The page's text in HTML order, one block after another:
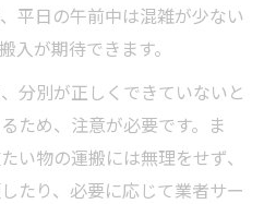
平日の午前中は混雑が少ない
入が期待できます。
分別が正しくできていないと
ため、注意が必要です。ま
い物の運搬には無理をせず、
たり、必要に応じて業者サー